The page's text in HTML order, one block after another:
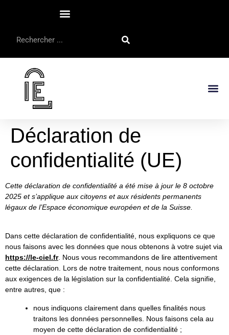
Déclaration de
confidentialité (UE)
Cette déclaration de confidentialité a été mise à jour le 8 octobre
2025 et s’applique aux citoyens et aux résidents permanents
légaux de l’Espace économique européen et de la Suisse.
Dans cette déclaration de confidentialité, nous expliquons ce que
nous faisons avec les données que nous obtenons à votre sujet via
https://le-ciel.fr. Nous vous recommandons de lire attentivement
cette déclaration. Lors de notre traitement, nous nous conformons
aux exigences de la législation sur la confidentialité. Cela signifie,
entre autres, que :
nous indiquons clairement dans quelles finalités nous
traitons les données personnelles. Nous faisons cela au
moyen de cette déclaration de confidentialité ;